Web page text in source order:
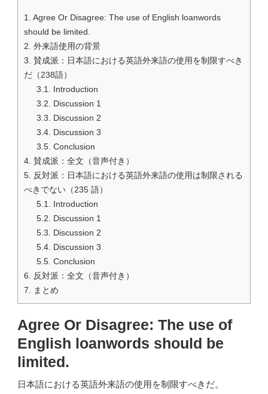
1.
Agree Or Disagree: The use of English loanwords
should be limited.
2. 外来語使用の背景
3. 賛成派：日本語における英語外来語の使用を制限すべき
だ（238語）
3.1.
Introduction
3.2.
Discussion 1
3.3.
Discussion 2
3.4. Discussion 3
3.5. Conclusion
4. 賛成派：全文（音声付き）
5.
反対派：日本語における英語外来語の使用は制限される
べきでない（235 語）
5.1.
Introduction
5.2.
Discussion 1
5.3.
Discussion 2
5.4. Discussion 3
5.5. Conclusion
6.
反対派：全文（音声付き）
7.
まとめ
Agree Or Disagree: The use of
English loanwords should be
limited.
日本語における英語外来語の使用を制限すべきだ。